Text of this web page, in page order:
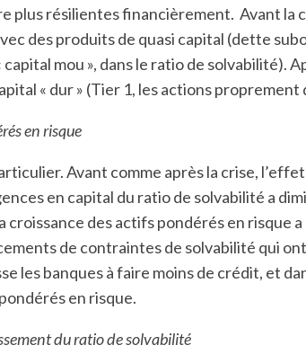
plus résilientes financièrement. Avant la
des produits de quasi capital (dette
mou », dans le ratio de solvabilité).
« dur » (Tier 1, les actions proprement
en risque
Avant comme après la crise,
en capital du ratio de solvabilité a
croissance des actifs pondérés en risque
de contraintes de solvabilité qui
les banques à faire moins de crédit, et
en risque.
du ratio de solvabilité